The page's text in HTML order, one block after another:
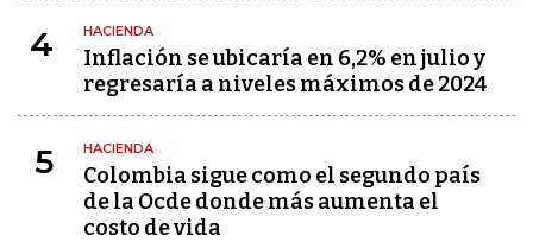
4 HACIENDA
Inflación se ubicaría en 6,2% en julio y
regresaría a niveles máximos de 2024
5 HACIENDA
Colombia sigue como el segundo país
de la Ocde donde más aumenta el
costo de vida